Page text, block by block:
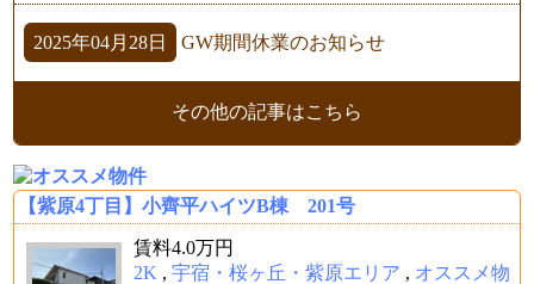
2025年04月28日 GW期間休業のお知らせ
その他の記事はこちら
【紫原4丁目】小齊平ハイツB棟 201号
賃料4.0万円
2K ,宇宿・桜ヶ丘・紫原エリア , オススメ物